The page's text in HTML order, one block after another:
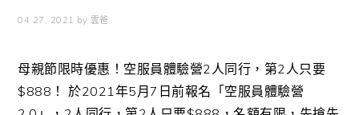
04 27, 2021 by 雲爸
母親節限時優惠！空服員體驗營2人同行，第2人只要
$888！ 於2021年5月7日前報名「空服員體驗營